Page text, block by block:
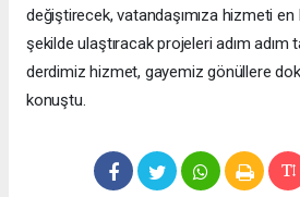
değiştirecek, vatandaşımıza hizmeti en
şekilde ulaştıracak projeleri adım adım
derdimiz hizmet, gayemiz gönüllere
konuştu.